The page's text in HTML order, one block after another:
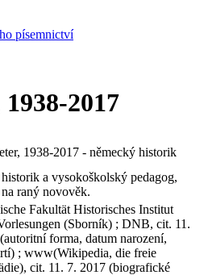
písemnictví
2017
1938-2017 - německý historik
a vysokoškolský pedagog,
raný novověk.
Fakultät Historisches Institut
(Sborník) ; DNB, cit. 11.
forma, datum narození,
; www(Wikipedia, die freie
cit. 11. 7. 2017 (biografické